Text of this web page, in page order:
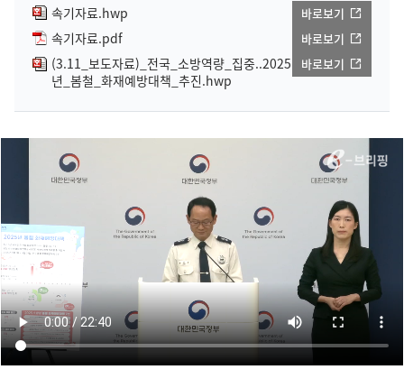
속기자료.hwp
바로보기
속기자료.pdf 바로보기
(3.11_보도자료)_전국_소방역량_집중..2025
년_봄철_화재예방대책_추진.hwp
바로보기